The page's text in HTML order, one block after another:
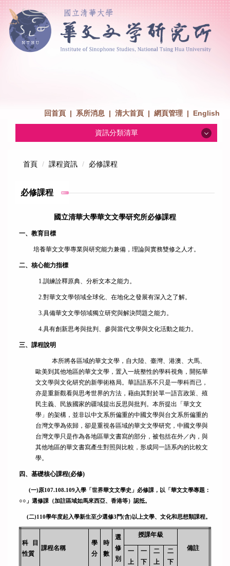
回首頁 | 系所消息 | 清大首頁 | 網頁管理 | English
資訊分類清單
系所消息
招生消息
系所介紹
本所成員
規章辦法
修課/論文/表格下載
國際交流
活動紀實
募款
歷年學術活動
歷年畢業生論文
學生作品
首頁 課程資訊 必修課程
必修課程
國立清華大學華文文學研究所必修課程
一、教育目標
培養華文文學專業與研究能力兼備，理論與實務雙修之人才。
二、核心能力指標
1.訓練詮釋原典、分析文本之能力。
2.對華文文學領域全球化、在地化之發展有深入之了解。
3.具備華文文學領域獨立研究與解決問題之能力。
4.具有創新思考與批判、參與當代文學與文化活動之能力。
三、課程說明
本所將各區域的華文文學，自大陸、臺灣、港澳、大馬、
歐美到其他地區的華文文學，置入一統整性的學科視角，開拓華
文文學與文化研究的新學術格局。華語語系不只是一學科而已，
亦是重新觀看與思考世界的方法，藉由其對於單一語言政策、殖
民主義、民族國家的疆域提出反思與批判。本所提出「華文文
學」的架構，並非以中文系所偏重的中國文學與台文系所偏重的
台灣文學為依歸，卻是重視各區域的華文文學研究，中國文學與
台灣文學只是作為各地區華文書寫的部分，被包括在外／內，與
其他地區的華文書寫產生對照與比較，形成同一語系內的比較文
學。
四、 基礎核心課程(必修)
(一)原107.108.109入學「世界華文文學史」必修課，以「華文文學專題：
○○」選修課（加註區域如馬來西亞、香港等）認抵。
(二)110學年度起入學新生至少選修3門(含)以上文學、文化和思想類課程。
科目
性質
課程名稱
學
分
時
數
選
修
別
授課年級
備註
一
上
一
下
二
上
二
下